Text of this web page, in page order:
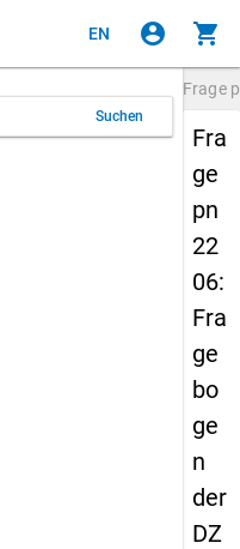
EN account_circle shopping_cart
Suchen
Frage
Fra
ge
pn
22
06:
Fra
ge
bo
ge
n
der
DZ